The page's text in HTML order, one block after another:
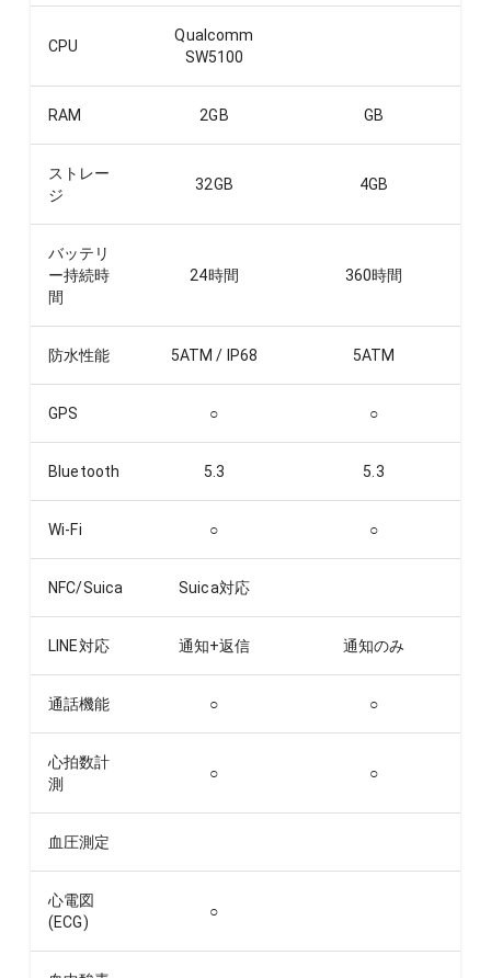
CPU
Qualcomm
SW5100
RAM 2GB GB
ストレー
ジ
32GB 4GB
バッテリ
ー持続時
間
24時間 360時間
防水性能 5ATM / IP68 5ATM
GPS ○ ○
Bluetooth 5.3 5.3
Wi-Fi ○ ○
NFC/Suica Suica対応
LINE対応 通知+返信 通知のみ
通話機能 ○ ○
心拍数計
測
○ ○
血圧測定
心電図
(ECG)
○